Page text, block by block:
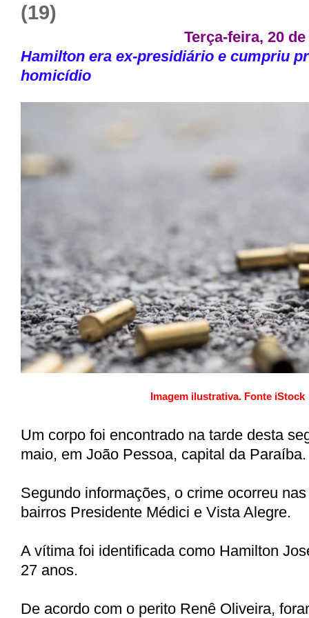
(19)
Terça-feira, 20
Hamilton era ex-presidiário e cumpriu
homicídio
Imagem ilustrativa. Fonte iStock
Um corpo foi encontrado na tarde desta
maio, em João Pessoa, capital da Paraíba.
Segundo informações, o crime ocorreu
bairros Presidente Médici e Vista Alegre.
A vítima foi identificada como Hamilton
27 anos.
De acordo com o perito Renê Oliveira,